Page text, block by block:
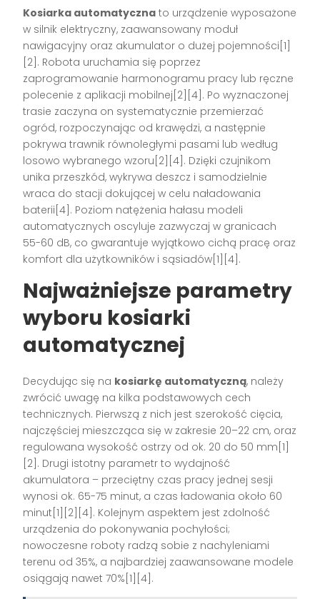
Kosiarka automatyczna to urządzenie wyposażone
w silnik elektryczny, zaawansowany moduł
nawigacyjny oraz akumulator o dużej pojemności[1]
[2]. Robota uruchamia się poprzez
zaprogramowanie harmonogramu pracy lub ręczne
polecenie z aplikacji mobilnej[2][4]. Po wyznaczonej
trasie zaczyna on systematycznie przemierzać
ogród, rozpoczynając od krawędzi, a następnie
pokrywa trawnik równoległymi pasami lub według
losowo wybranego wzoru[2][4]. Dzięki czujnikom
unika przeszkód, wykrywa deszcz i samodzielnie
wraca do stacji dokującej w celu naładowania
baterii[4]. Poziom natężenia hałasu modeli
automatycznych oscyluje zazwyczaj w granicach
55-60 dB, co gwarantuje wyjątkowo cichą pracę oraz
komfort dla użytkowników i sąsiadów[1][4].
Najważniejsze parametry
wyboru kosiarki
automatycznej
Decydując się na kosiarkę automatyczną, należy
zwrócić uwagę na kilka podstawowych cech
technicznych. Pierwszą z nich jest szerokość cięcia,
najczęściej mieszcząca się w zakresie 20–22 cm, oraz
regulowana wysokość ostrzy od ok. 20 do 50 mm[1]
[2]. Drugi istotny parametr to wydajność
akumulatora – przeciętny czas pracy jednej sesji
wynosi ok. 65-75 minut, a czas ładowania około 60
minut[1][2][4]. Kolejnym aspektem jest zdolność
urządzenia do pokonywania pochyłości;
nowoczesne roboty radzą sobie z nachyleniami
terenu od 35%, a najbardziej zaawansowane modele
osiągają nawet 70%[1][4].